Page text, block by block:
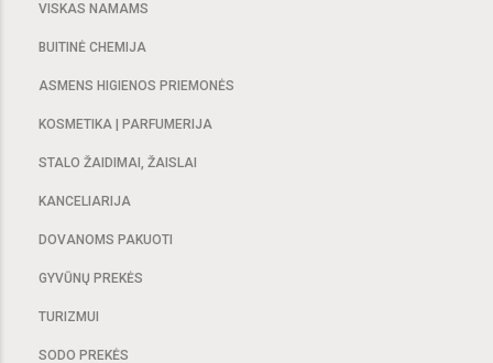
VISKAS NAMAMS
BUITINĖ CHEMIJA
ASMENS HIGIENOS PRIEMONĖS
KOSMETIKA | PARFUMERIJA
STALO ŽAIDIMAI, ŽAISLAI
KANCELIARIJA
DOVANOMS PAKUOTI
GYVŪNŲ PREKĖS
TURIZMUI
SODO PREKĖS